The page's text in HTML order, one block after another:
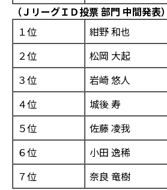
（ＪリーグＩＤ投票 部門 中間発表）
１位
紺野 和也
２位
松岡 大起
３位
岩崎 悠人
４位
城後 寿
５位
佐藤 凌我
６位
小田 逸稀
７位
奈良 竜樹